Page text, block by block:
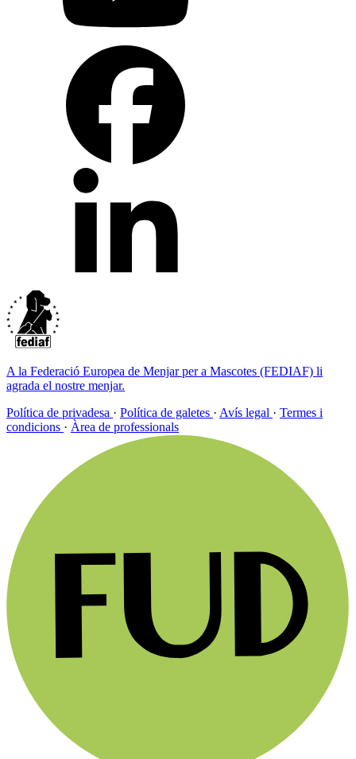
A la Federació Europea de Menjar per a Mascotes (FEDIAF) li
agrada el nostre menjar.
Política de privadesa · Política de galetes · Avís legal · Termes i
condicions · Àrea de professionals